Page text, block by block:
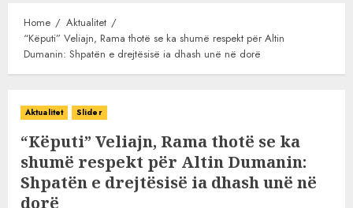
Home
Aktualitet
“Këputi” Veliajn, Rama thotë se ka shumë respekt për Altin
Dumanin: Shpatën e drejtësisë ia dhash unë në dorë
Aktualitet Slider
“Këputi” Veliajn, Rama thotë se ka
shumë respekt për Altin Dumanin:
Shpatën e drejtësisë ia dhash unë në
dorë